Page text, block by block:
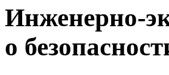
Инженерно-
о